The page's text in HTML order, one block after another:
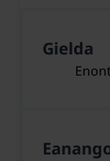
Gielda